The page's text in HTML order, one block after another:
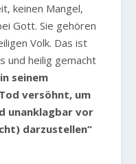
keinen Mangel,
Gott. Sie gehören
Volk. Das ist
und heilig gemacht
seinem
versöhnt, um
unanklagbar vor
darzustellen“